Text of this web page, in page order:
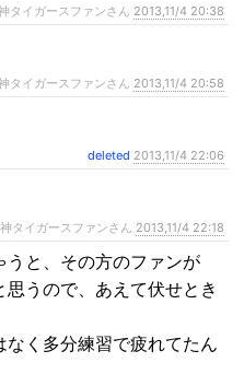
タイガースファンさん 2013,11/4 20:38
タイガースファンさん 2013,11/4 20:58
deleted 2013,11/4 22:06
タイガースファンさん 2013,11/4 22:18
うと、その方のファンが
思うので、あえて伏せとき
なく多分練習で疲れてたん